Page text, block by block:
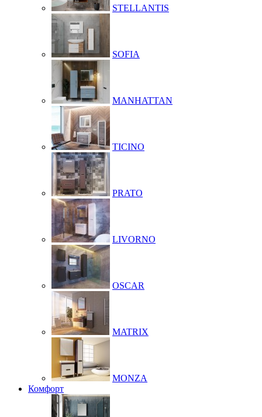
STELLANTIS
SOFIA
MANHATTAN
TICINO
PRATO
LIVORNO
OSCAR
MATRIX
MONZA
Комфорт